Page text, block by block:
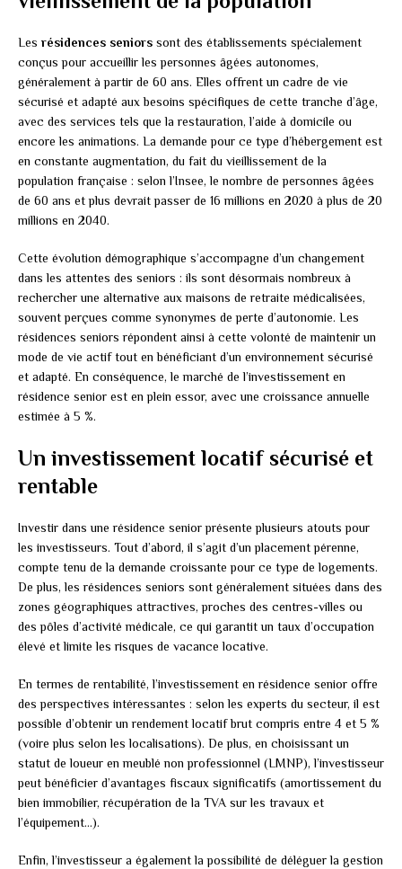
Les résidences seniors sont des établissements spécialement
conçus pour accueillir les personnes âgées autonomes,
généralement à partir de 60 ans. Elles offrent un cadre de vie
sécurisé et adapté aux besoins spécifiques de cette tranche d’âge,
avec des services tels que la restauration, l’aide à domicile ou
encore les animations. La demande pour ce type d’hébergement est
en constante augmentation, du fait du vieillissement de la
population française : selon l’Insee, le nombre de personnes âgées
de 60 ans et plus devrait passer de 16 millions en 2020 à plus de 20
millions en 2040.
Cette évolution démographique s’accompagne d’un changement
dans les attentes des seniors : ils sont désormais nombreux à
rechercher une alternative aux maisons de retraite médicalisées,
souvent perçues comme synonymes de perte d’autonomie. Les
résidences seniors répondent ainsi à cette volonté de maintenir un
mode de vie actif tout en bénéficiant d’un environnement sécurisé
et adapté. En conséquence, le marché de l’investissement en
résidence senior est en plein essor, avec une croissance annuelle
estimée à 5 %.
Un investissement locatif sécurisé et
rentable
Investir dans une résidence senior présente plusieurs atouts pour
les investisseurs. Tout d’abord, il s’agit d’un placement pérenne,
compte tenu de la demande croissante pour ce type de logements.
De plus, les résidences seniors sont généralement situées dans des
zones géographiques attractives, proches des centres-villes ou
des pôles d’activité médicale, ce qui garantit un taux d’occupation
élevé et limite les risques de vacance locative.
En termes de rentabilité, l’investissement en résidence senior offre
des perspectives intéressantes : selon les experts du secteur, il est
possible d’obtenir un rendement locatif brut compris entre 4 et 5 %
(voire plus selon les localisations). De plus, en choisissant un
statut de loueur en meublé non professionnel (LMNP), l’investisseur
peut bénéficier d’avantages fiscaux significatifs (amortissement du
bien immobilier, récupération de la TVA sur les travaux et
l’équipement…).
Enfin, l’investisseur a également la possibilité de déléguer la gestion